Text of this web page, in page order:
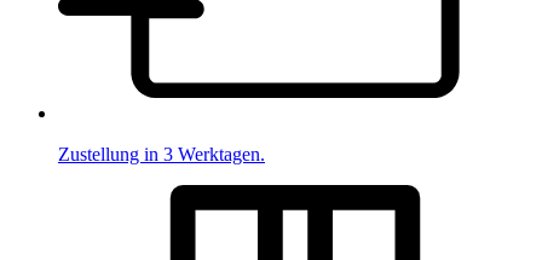
Zustellung in 3 Werktagen.